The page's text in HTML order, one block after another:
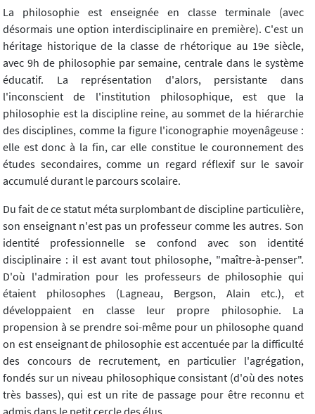
La philosophie est enseignée en classe terminale (avec
désormais une option interdisciplinaire en première). C'est un
héritage historique de la classe de rhétorique au 19e siècle,
avec 9h de philosophie par semaine, centrale dans le système
éducatif. La représentation d'alors, persistante dans
l'inconscient de l'institution philosophique, est que la
philosophie est la discipline reine, au sommet de la hiérarchie
des disciplines, comme la figure l'iconographie moyenâgeuse :
elle est donc à la fin, car elle constitue le couronnement des
études secondaires, comme un regard réflexif sur le savoir
accumulé durant le parcours scolaire.
Du fait de ce statut méta surplombant de discipline particulière,
son enseignant n'est pas un professeur comme les autres. Son
identité professionnelle se confond avec son identité
disciplinaire : il est avant tout philosophe, "maître-à-penser".
D'où l'admiration pour les professeurs de philosophie qui
étaient philosophes (Lagneau, Bergson, Alain etc.), et
développaient en classe leur propre philosophie. La
propension à se prendre soi-même pour un philosophe quand
on est enseignant de philosophie est accentuée par la difficulté
des concours de recrutement, en particulier l'agrégation,
fondés sur un niveau philosophique consistant (d'où des notes
très basses), qui est un rite de passage pour être reconnu et